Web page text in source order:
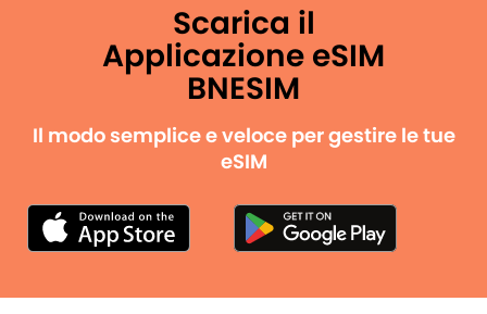
Scarica il
Applicazione eSIM
BNESIM
Il modo semplice e veloce per gestire le tue
eSIM